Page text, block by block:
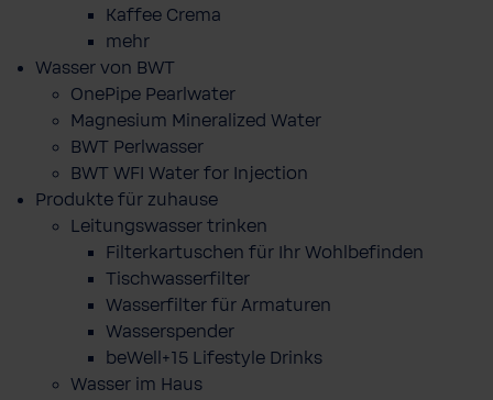
Kaffee Crema
mehr
Wasser von BWT
OnePipe Pearlwater
Magnesium Mineralized Water
BWT Perlwasser
BWT WFI Water for Injection
Produkte für zuhause
Leitungswasser trinken
Filterkartuschen für Ihr Wohlbefinden
Tischwasserfilter
Wasserfilter für Armaturen
Wasserspender
beWell+15 Lifestyle Drinks
Wasser im Haus